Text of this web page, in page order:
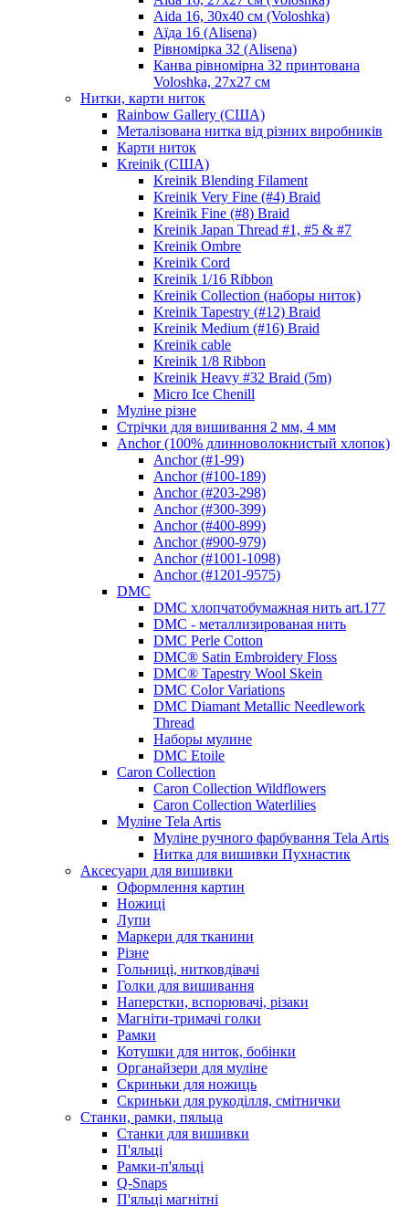
Aida 16, 30х40 см (Voloshka)
Аїда 16 (Alisena)
Рівномірка 32 (Alisena)
Канва рівномірна 32 принтована
Voloshka, 27х27 см
Нитки, карти ниток
Rainbow Gallery (США)
Металізована нитка від різних виробників
Карти ниток
Kreinik (США)
Kreinik Blending Filament
Kreinik Very Fine (#4) Braid
Kreinik Fine (#8) Braid
Kreinik Japan Thread #1, #5 & #7
Kreinik Ombre
Kreinik Cord
Kreinik 1/16 Ribbon
Kreinik Collection (наборы ниток)
Kreinik Tapestry (#12) Braid
Kreinik Medium (#16) Braid
Kreinik cable
Kreinik 1/8 Ribbon
Kreinik Heavy #32 Braid (5m)
Micro Ice Chenill
Муліне різне
Стрічки для вишивання 2 мм, 4 мм
Anchor (100% длинноволокнистый хлопок)
Anchor (#1-99)
Anchor (#100-189)
Anchor (#203-298)
Anchor (#300-399)
Anchor (#400-899)
Anchor (#900-979)
Anchor (#1001-1098)
Anchor (#1201-9575)
DMC
DMC хлопчатобумажная нить art.177
DMC - металлизированая нить
DMC Perle Cotton
DMC® Satin Embroidery Floss
DMC® Tapestry Wool Skein
DMC Color Variations
DMC Diamant Metallic Needlework
Thread
Наборы мулине
DMC Etoile
Caron Collection
Caron Collection Wildflowers
Caron Collection Waterlilies
Муліне Tela Artis
Муліне ручного фарбування Tela Artis
Нитка для вишивки Пухнастик
Аксесуари для вишивки
Оформлення картин
Ножиці
Лупи
Маркери для тканини
Різне
Гольниці, нитковдівачі
Голки для вишивання
Наперстки, вспорювачі, різаки
Магніти-тримачі голки
Рамки
Котушки для ниток, бобінки
Органайзери для муліне
Скриньки для ножиць
Скриньки для рукоділля, смітнички
Станки, рамки, пяльца
Станки для вишивки
П'яльці
Рамки-п'яльці
Q-Snaps
П'яльці магнітні